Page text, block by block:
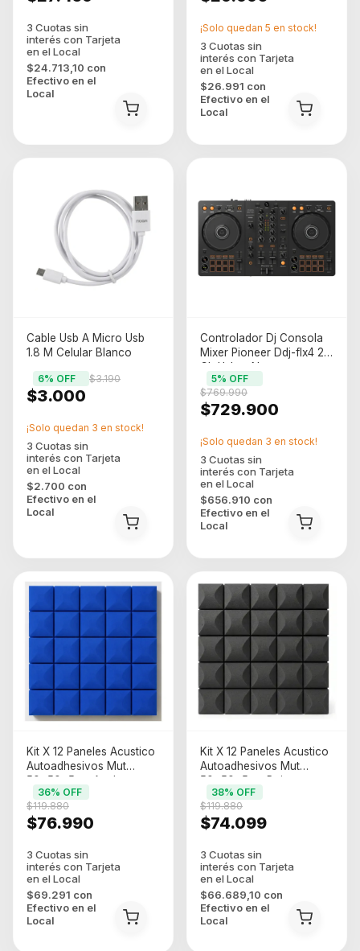
$24.713,10 con
Efectivo en el
Local
$26.991 con
Efectivo en el
Local
¡Solo quedan 5 en stock!
Cable Usb A Micro Usb
1.8 M Celular Blanco
$3.000
$3.190
6% OFF
$2.700 con
Efectivo en el
Local
¡Solo quedan 3 en stock!
Controlador Dj Consola
Mixer Pioneer Ddj-flx4 2
Ch Usb-c Negro
$729.900
$769.990
5% OFF
$656.910 con
Efectivo en el
Local
¡Solo quedan 3 en stock!
Kit X 12 Paneles Acustico
Autoadhesivos Mut
50x50x5cm Azul
$76.990
$119.880
36% OFF
$69.291 con
Efectivo en el
Local
Kit X 12 Paneles Acustico
Autoadhesivos Mut
50x50x5cm Rojo
$74.099
$119.880
38% OFF
$66.689,10 con
Efectivo en el
Local